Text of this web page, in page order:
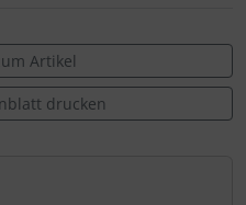
Artikel
drucken